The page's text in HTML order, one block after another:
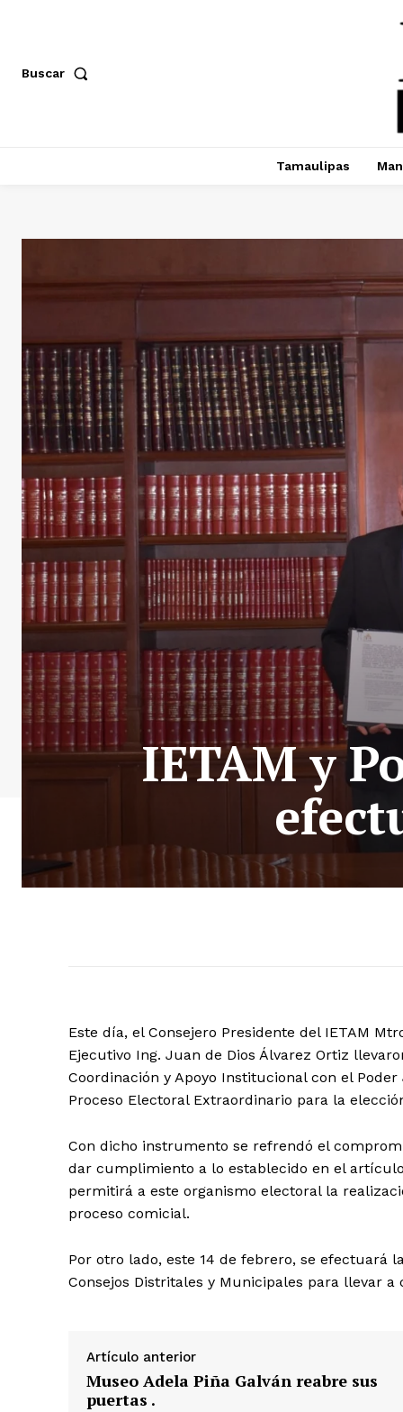
Buscar
Tamaulipas
IETAM y
Este día, el Consejero Presidente del IETAM
Ejecutivo Ing. Juan de Dios Álvarez Ortiz
Coordinación y Apoyo Institucional con el
Proceso Electoral Extraordinario para la
Con dicho instrumento se refrendó el
dar cumplimiento a lo establecido en el
permitirá a este organismo electoral la
proceso comicial.
Por otro lado, este 14 de febrero, se efectuará
Consejos Distritales y Municipales para llevar
Artículo anterior
Museo Adela Piña Galván reabre sus
puertas .